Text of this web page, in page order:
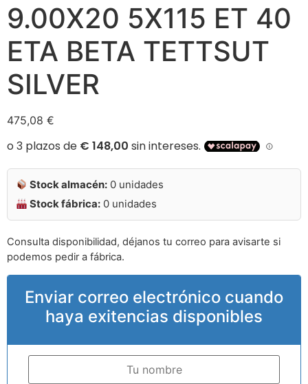
9.00X20 5X115 ET 40
ETA BETA TETTSUT
SILVER
475,08 €
Stock almacén: 0 unidades
Stock fábrica: 0 unidades
Consulta disponibilidad, déjanos tu correo para avisarte si
podemos pedir a fábrica.
Enviar correo electrónico cuando
haya exitencias disponibles